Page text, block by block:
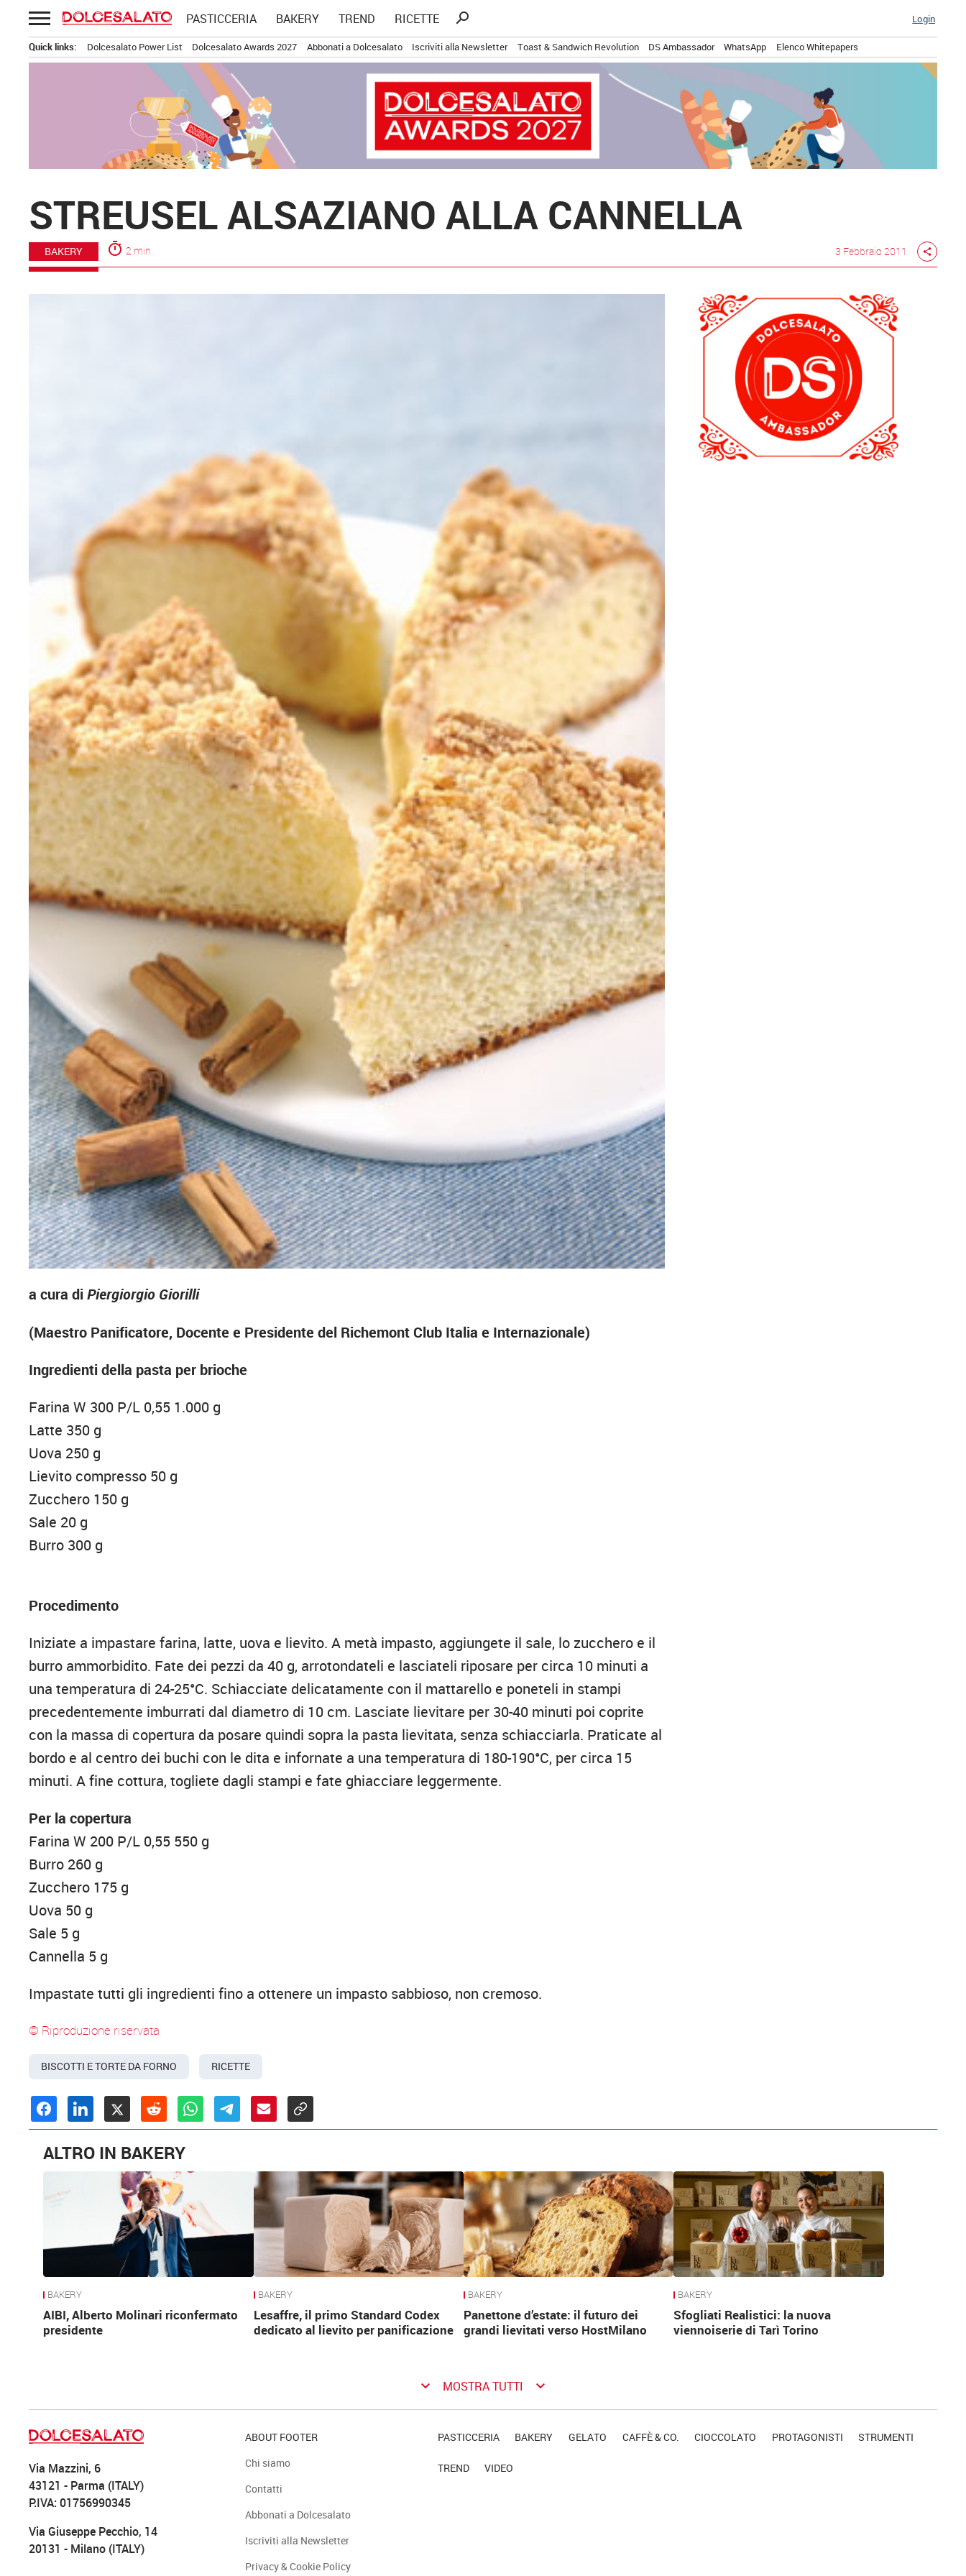
Passa
al
contenuto
PASTICCERIA BAKERY TREND RICETTE
Ricerca
search Login
Quick links: Dolcesalato Power List Dolcesalato Awards 2027 Abbonati a Dolcesalato Iscriviti alla Newsletter Toast & Sandwich Revolution DS Ambassador WhatsApp Elenco Whitepapers
STREUSEL ALSAZIANO ALLA CANNELLA
BAKERY timer 2 min. 3 Febbraio 2011 share
a cura di Piergiorgio Giorilli
(Maestro Panificatore, Docente e Presidente del Richemont Club Italia e Internazionale)
Ingredienti della pasta per brioche
Farina W 300 P/L 0,55 1.000 g
Latte 350 g
Uova 250 g
Lievito compresso 50 g
Zucchero 150 g
Sale 20 g
Burro 300 g
Procedimento
Iniziate a impastare farina, latte, uova e lievito. A metà impasto, aggiungete il sale, lo zucchero e il
burro ammorbidito. Fate dei pezzi da 40 g, arrotondateli e lasciateli riposare per circa 10 minuti a
una temperatura di 24-25°C. Schiacciate delicatamente con il mattarello e poneteli in stampi
precedentemente imburrati dal diametro di 10 cm. Lasciate lievitare per 30-40 minuti poi coprite
con la massa di copertura da posare quindi sopra la pasta lievitata, senza schiacciarla. Praticate al
bordo e al centro dei buchi con le dita e infornate a una temperatura di 180-190°C, per circa 15
minuti. A fine cottura, togliete dagli stampi e fate ghiacciare leggermente.
Per la copertura
Farina W 200 P/L 0,55 550 g
Burro 260 g
Zucchero 175 g
Uova 50 g
Sale 5 g
Cannella 5 g
Impastate tutti gli ingredienti fino a ottenere un impasto sabbioso, non cremoso.
© Riproduzione riservata
BISCOTTI E TORTE DA FORNO RICETTE
ALTRO IN BAKERY
BAKERY
AIBI, Alberto Molinari riconfermato
presidente
BAKERY
Lesaffre, il primo Standard Codex
dedicato al lievito per panificazione
BAKERY
Panettone d’estate: il futuro dei
grandi lievitati verso HostMilano
BAKERY
Sfogliati Realistici: la nuova
viennoiserie di Tarì Torino
keyboard_arrow_down MOSTRA TUTTI keyboard_arrow_down
Via Mazzini, 6
43121 - Parma (ITALY)
P.IVA: 01756990345
Via Giuseppe Pecchio, 14
20131 - Milano (ITALY)
ABOUT FOOTER
Chi siamo
Contatti
Abbonati a Dolcesalato
Iscriviti alla Newsletter
Privacy & Cookie Policy
PASTICCERIA BAKERY GELATO CAFFÈ & CO. CIOCCOLATO PROTAGONISTI STRUMENTI
TREND VIDEO